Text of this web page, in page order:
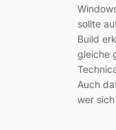
sollte
Build
gleiche
Auch
wer